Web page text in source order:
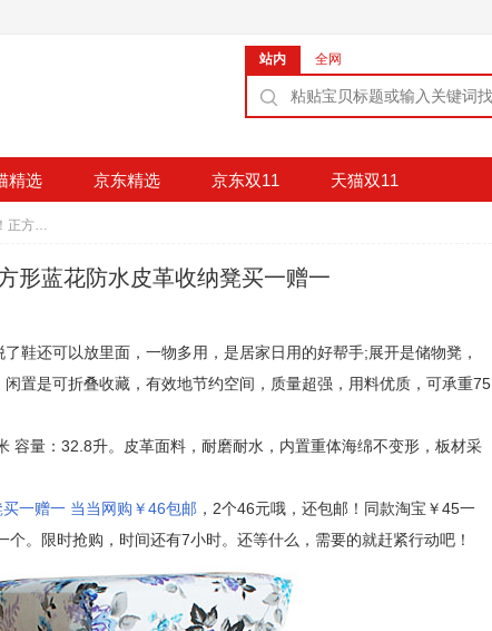
站内 全网
精选 京东精选 京东双11 天猫双11
当当自营：46包邮！正方形蓝花防水皮革收纳凳买一赠一
形蓝花防水皮革收纳凳买一赠一
鞋还可以放里面，一物多用，是居家日用的好帮手;展开是储物凳，
置是可折叠收藏，有效地节约空间，质量超强，用料优质，可承重75
容量：32.8升。皮革面料，耐磨耐水，内置重体海绵不变形，板材采
一赠一 当当网购￥46包邮 ，2个46元哦，还包邮！同款淘宝￥45一
。限时抢购，时间还有7小时。还等什么，需要的就赶紧行动吧！